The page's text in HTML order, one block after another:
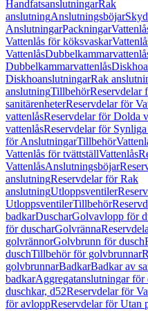
HandfatsanslutningarRak
anslutningAnslutningsböjar
AnslutningarPackningar
Vattenlås för köksvaskar
Vattenlås
Dubbelkammarvattenlås
DiskhoanslutningarRak
anslutningTillbehörReservdelar
sanitärenheterReservdelar för
vattenlåsReservdelar för Dolda
vattenlåsReservdelar för
för AnslutningarTillbehör
Vattenlås för tvättställVattenlås
VattenlåsAnslutningsböjar
anslutningReservdelar för Rak
anslutningUtloppsventiler
UtloppsventilerTillbehör
badkarDuscharGolvavlopp för
för duscharGolvränna
golvrännorGolvbrunn för dusch
duschTillbehör för golvbrunnar
golvbrunnarBadkarBadkar av
badkarAggregatanslutningar för
duschkar, d52Reservdelar för
för avloppReservdelar för Utan